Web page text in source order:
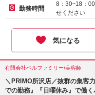
勤務時間
8：30~18：
せください
気になる
有限会社ベルファミリー/美容師
＼PRIMO所沢店／抜群の集客
での勤務』『日曜休み』で働